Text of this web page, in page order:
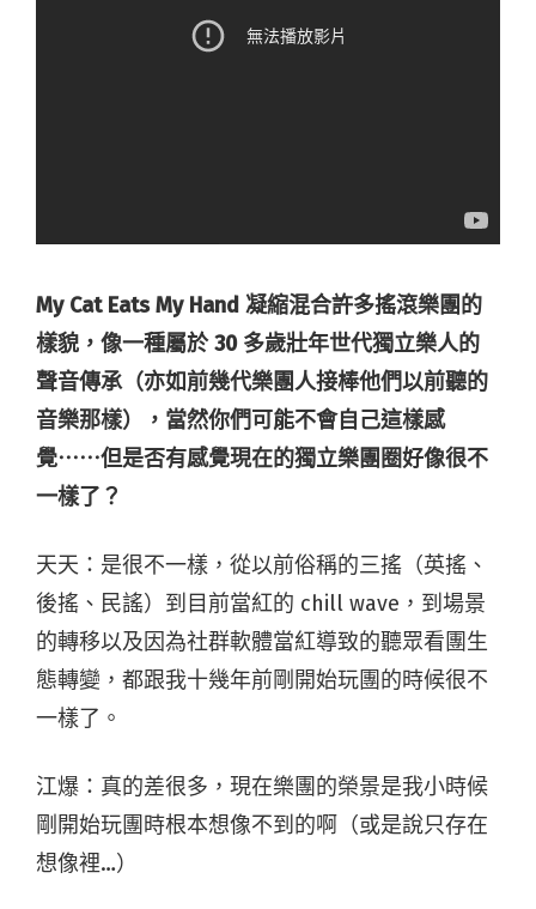
My Cat Eats My Hand 凝縮混合許多搖滾樂團的
樣貌，像一種屬於30 多歲壯年世代獨立樂人的
聲音傳承（亦如前幾代樂團人接棒他們以前聽的
音樂那樣），當然你們可能不會自己這樣感
覺⋯⋯但是否有感覺現在的獨立樂團圈好像很不
一樣了？
天天：是很不一樣，從以前俗稱的三搖（英搖、
後搖、民謠）到目前當紅的 chill wave，到場景
的轉移以及因為社群軟體當紅導致的聽眾看團生
態轉變，都跟我十幾年前剛開始玩團的時候很不
一樣了。
江爆：真的差很多，現在樂團的榮景是我小時候
剛開始玩團時根本想像不到的啊（或是說只存在
想像裡…）